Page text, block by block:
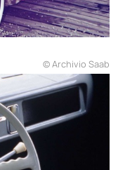
© Archivio Saab